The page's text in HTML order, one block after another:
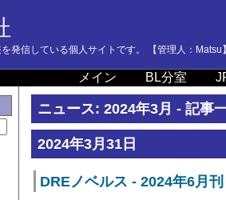
発信している個人サイトです。 【管理人：Matsu
メイン BL分室
ニュース: 2024年3月 - 記事
2024年3月31日
DREノベルス - 2024年6月刊